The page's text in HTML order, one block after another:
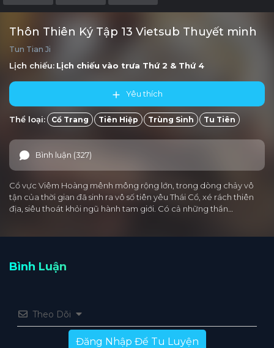
Thôn Thiên Ký Tập 13 Vietsub Thuyết minh
Tun Tian Ji
Lịch chiếu: Lịch chiếu vào trưa Thứ 2 & Thứ 4
Yêu thích
Thể loại: Cổ Trang Tiên Hiệp Trùng Sinh Tu Tiên
Bình luận (327)
Cổ vực Viêm Hoàng mênh mông rộng lớn, trong dòng chảy vô
tận của thời gian đã sinh ra vô số tiên yêu Thái Cổ, xé rách thiên
địa, siêu thoát khỏi ngũ hành tam giới. Có cả những thần…
Bình Luận
Theo Dõi
Đăng Nhập Để Tu Luyện